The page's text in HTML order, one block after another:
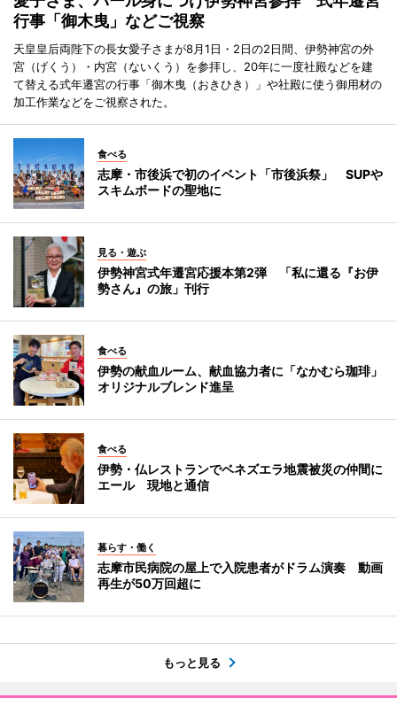
行事「御木曳」などご視察
天皇皇后両陛下の長女愛子さまが8月1日・2日の2日間、伊勢神宮の外
宮（げくう）・内宮（ないくう）を参拝し、20年に一度社殿などを建
て替える式年遷宮の行事「御木曳（おきひき）」や社殿に使う御用材の
加工作業などをご視察された。
食べる
志摩・市後浜で初のイベント「市後浜祭」 SUPや
スキムボードの聖地に
見る・遊ぶ
伊勢神宮式年遷宮応援本第2弾 「私に還る『お伊
勢さん』の旅」刊行
食べる
伊勢の献血ルーム、献血協力者に「なかむら珈琲」
オリジナルブレンド進呈
食べる
伊勢・仏レストランでベネズエラ地震被災の仲間に
エール 現地と通信
暮らす・働く
志摩市民病院の屋上で入院患者がドラム演奏 動画
再生が50万回超に
もっと見る